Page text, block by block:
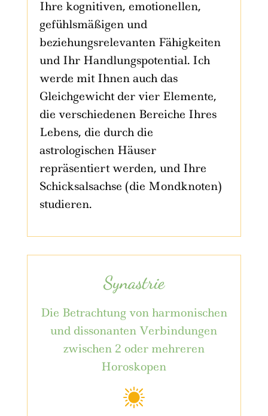
Ihre kognitiven, emotionellen,
gefühlsmäßigen und
beziehungsrelevanten Fähigkeiten
und Ihr Handlungspotential. Ich
werde mit Ihnen auch das
Gleichgewicht der vier Elemente,
die verschiedenen Bereiche Ihres
Lebens, die durch die
astrologischen Häuser
repräsentiert werden, und Ihre
Schicksalsachse (die Mondknoten)
studieren.
Synastrie
Die Betrachtung von harmonischen
und dissonanten Verbindungen
zwischen 2 oder mehreren
Horoskopen